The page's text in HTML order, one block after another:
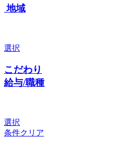
地域
選択
こだわり
給与/職種
選択
条件クリア